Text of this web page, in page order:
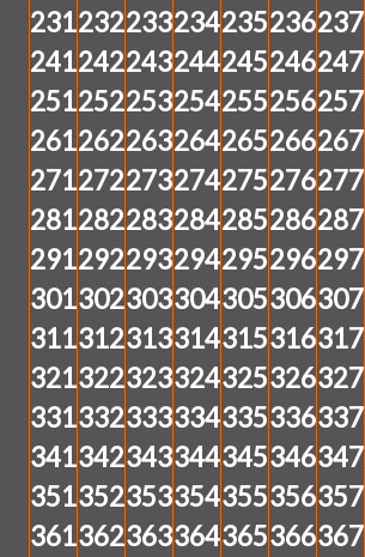
231232233234235236237
241242243244245246247
251252253254255256257
261262263264265266267
271272273274275276277
281282283284285286287
291292293294295296297
301302303304305306307
311312313314315316317
321322323324325326327
331332333334335336337
341342343344345346347
351352353354355356357
361362363364365366367